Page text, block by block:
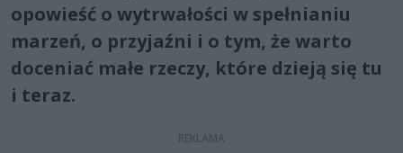
opowieść o wytrwałości w spełnianiu
marzeń, o przyjaźni i o tym, że warto
doceniać małe rzeczy, które dzieją się tu
i teraz.